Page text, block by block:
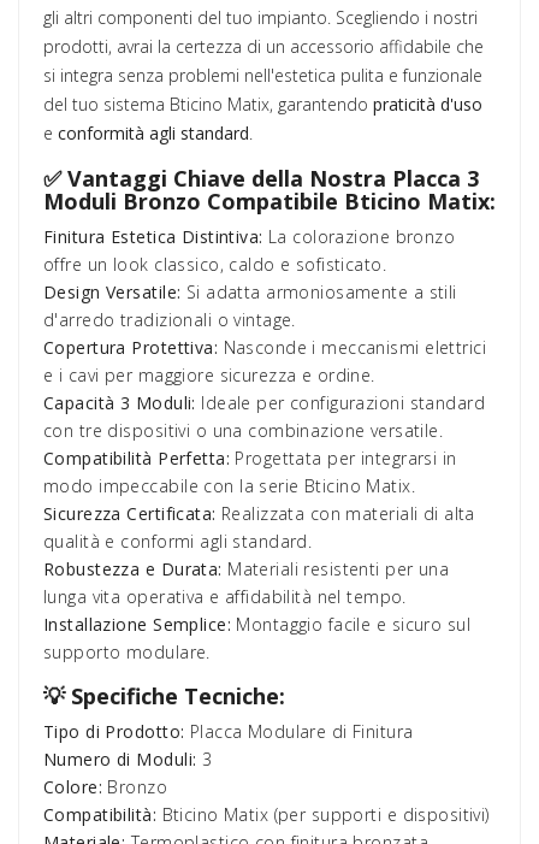
gli altri componenti del tuo impianto. Scegliendo i nostri
prodotti, avrai la certezza di un accessorio affidabile che
si integra senza problemi nell'estetica pulita e funzionale
del tuo sistema Bticino Matix, garantendo praticità d'uso
e conformità agli standard.
✅ Vantaggi Chiave della Nostra Placca 3
Moduli Bronzo Compatibile Bticino Matix:
Finitura Estetica Distintiva: La colorazione bronzo
offre un look classico, caldo e sofisticato.
Design Versatile: Si adatta armoniosamente a stili
d'arredo tradizionali o vintage.
Copertura Protettiva: Nasconde i meccanismi elettrici
e i cavi per maggiore sicurezza e ordine.
Capacità 3 Moduli: Ideale per configurazioni standard
con tre dispositivi o una combinazione versatile.
Compatibilità Perfetta: Progettata per integrarsi in
modo impeccabile con la serie Bticino Matix.
Sicurezza Certificata: Realizzata con materiali di alta
qualità e conformi agli standard.
Robustezza e Durata: Materiali resistenti per una
lunga vita operativa e affidabilità nel tempo.
Installazione Semplice: Montaggio facile e sicuro sul
supporto modulare.
💡 Specifiche Tecniche:
Tipo di Prodotto: Placca Modulare di Finitura
Numero di Moduli: 3
Colore: Bronzo
Compatibilità: Bticino Matix (per supporti e dispositivi)